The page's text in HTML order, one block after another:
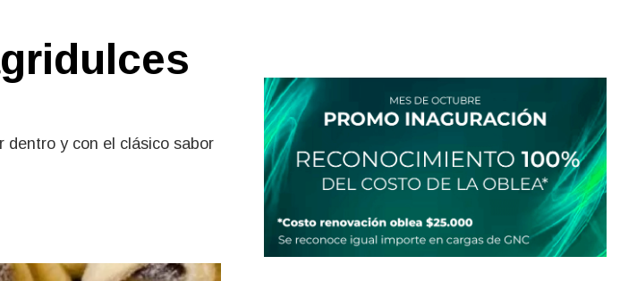
dentro y con el clásico sabor